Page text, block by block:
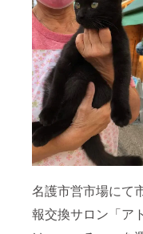
名護市営市場にて
報交換サロン「ア